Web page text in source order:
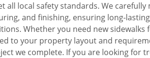
local safety standards. We carefully
and finishing, ensuring long-
Whether you need new sidewalks
to your property layout and
we complete. If you are looking for